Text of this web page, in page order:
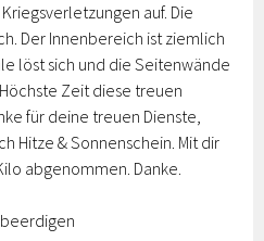
auf. Die
Der Innenbereich ist ziemlich
löst sich und die Seitenwände
Zeit diese treuen
für deine treuen Dienste,
Hitze & Sonnenschein. Mit dir
abgenommen. Danke.